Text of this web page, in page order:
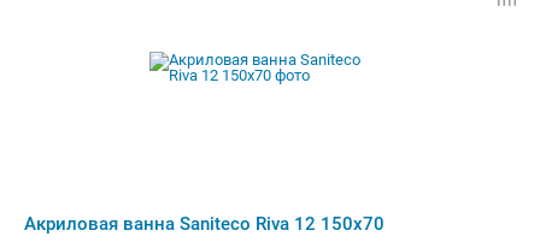
Акриловая ванна Saniteco Riva 12 150x70